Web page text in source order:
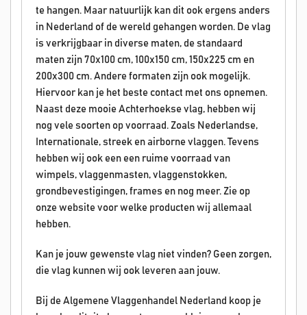
te hangen. Maar natuurlijk kan dit ook ergens anders
in Nederland of de wereld gehangen worden. De vlag
is verkrijgbaar in diverse maten, de standaard
maten zijn 70x100 cm, 100x150 cm, 150x225 cm en
200x300 cm. Andere formaten zijn ook mogelijk.
Hiervoor kan je het beste contact met ons opnemen.
Naast deze mooie Achterhoekse vlag, hebben wij
nog vele soorten op voorraad. Zoals Nederlandse,
Internationale, streek en airborne vlaggen. Tevens
hebben wij ook een een ruime voorraad van
wimpels, vlaggenmasten, vlaggenstokken,
grondbevestigingen, frames en nog meer. Zie op
onze website voor welke producten wij allemaal
hebben.
Kan je jouw gewenste vlag niet vinden? Geen zorgen,
die vlag kunnen wij ook leveren aan jouw.
Bij de Algemene Vlaggenhandel Nederland koop je